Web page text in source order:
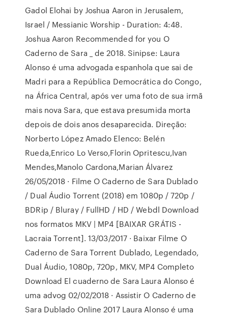
Gadol Elohai by Joshua Aaron in Jerusalem,
Israel / Messianic Worship - Duration: 4:48.
Joshua Aaron Recommended for you O
Caderno de Sara _ de 2018. Sinipse: Laura
Alonso é uma advogada espanhola que sai de
Madri para a República Democrática do Congo,
na África Central, após ver uma foto de sua irmã
mais nova Sara, que estava presumida morta
depois de dois anos desaparecida. Direção:
Norberto López Amado Elenco: Belén
Rueda,Enrico Lo Verso,Florin Opritescu,Ivan
Mendes,Manolo Cardona,Marian Álvarez
26/05/2018 · Filme O Caderno de Sara Dublado
/ Dual Áudio Torrent (2018) em 1080p / 720p /
BDRip / Bluray / FullHD / HD / Webdl Download
nos formatos MKV | MP4 [BAIXAR GRÁTIS -
Lacraia Torrent]. 13/03/2017 · Baixar Filme O
Caderno de Sara Torrent Dublado, Legendado,
Dual Áudio, 1080p, 720p, MKV, MP4 Completo
Download El cuaderno de Sara Laura Alonso é
uma advog 02/02/2018 · Assistir O Caderno de
Sara Dublado Online 2017 Laura Alonso é uma